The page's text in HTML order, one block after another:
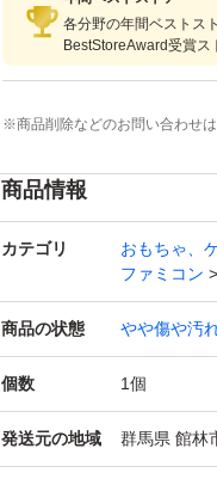
各分野の年間ベストス
BestStoreAward受賞ス
※商品削除などのお問い合わせは
商品情報
カテゴリ おもちゃ、
ファミコン
商品の状態 やや傷や汚
個数 1個
発送元の地域 群馬県 館林